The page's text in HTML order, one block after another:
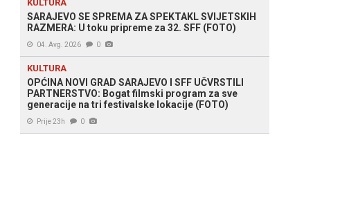
KULTURA
SARAJEVO SE SPREMA ZA SPEKTAKL SVIJETSKIH
RAZMERA: U toku pripreme za 32. SFF (FOTO)
04. Avg. 2026 0
KULTURA
OPĆINA NOVI GRAD SARAJEVO I SFF UČVRSTILI
PARTNERSTVO: Bogat filmski program za sve
generacije na tri festivalske lokacije (FOTO)
Prije 23h 0